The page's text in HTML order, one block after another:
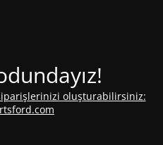
oluşturabilirsiniz: